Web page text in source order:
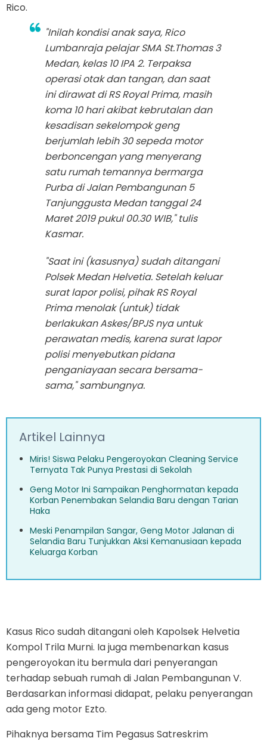
Rico.
"Inilah kondisi anak saya, Rico
Lumbanraja pelajar SMA St.Thomas 3
Medan, kelas 10 IPA 2. Terpaksa
operasi otak dan tangan, dan saat
ini dirawat di RS Royal Prima, masih
koma 10 hari akibat kebrutalan dan
kesadisan sekelompok geng
berjumlah lebih 30 sepeda motor
berboncengan yang menyerang
satu rumah temannya bermarga
Purba di Jalan Pembangunan 5
Tanjunggusta Medan tanggal 24
Maret 2019 pukul 00.30 WIB," tulis
Kasmar.
"Saat ini (kasusnya) sudah ditangani
Polsek Medan Helvetia. Setelah keluar
surat lapor polisi, pihak RS Royal
Prima menolak (untuk) tidak
berlakukan Askes/BPJS nya untuk
perawatan medis, karena surat lapor
polisi menyebutkan pidana
penganiayaan secara bersama-
sama," sambungnya.
Artikel Lainnya
Miris! Siswa Pelaku Pengeroyokan Cleaning Service
Ternyata Tak Punya Prestasi di Sekolah
Geng Motor Ini Sampaikan Penghormatan kepada
Korban Penembakan Selandia Baru dengan Tarian
Haka
Meski Penampilan Sangar, Geng Motor Jalanan di
Selandia Baru Tunjukkan Aksi Kemanusiaan kepada
Keluarga Korban
Kasus Rico sudah ditangani oleh Kapolsek Helvetia
Kompol Trila Murni. Ia juga membenarkan kasus
pengeroyokan itu bermula dari penyerangan
terhadap sebuah rumah di Jalan Pembangunan V.
Berdasarkan informasi didapat, pelaku penyerangan
ada geng motor Ezto.
Pihaknya bersama Tim Pegasus Satreskrim